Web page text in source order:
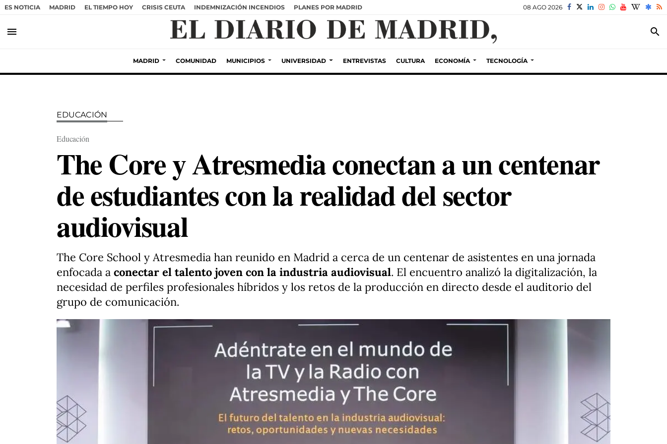
ES NOTICIA MADRID EL TIEMPO HOY CRISIS CEUTA INDEMNIZACIÓN INCENDIOS PLANES POR MADRID 08 AGO 2026
menu search
MADRID COMUNIDAD MUNICIPIOS UNIVERSIDAD ENTREVISTAS CULTURA ECONOMÍA TECNOLOGÍA
EDUCACIÓN
Educación
The Core y Atresmedia conectan a un centenar
de estudiantes con la realidad del sector
audiovisual
The Core School y Atresmedia han reunido en Madrid a cerca de un centenar de asistentes en una jornada
enfocada a conectar el talento joven con la industria audiovisual. El encuentro analizó la digitalización, la
necesidad de perfiles profesionales híbridos y los retos de la producción en directo desde el auditorio del
grupo de comunicación.